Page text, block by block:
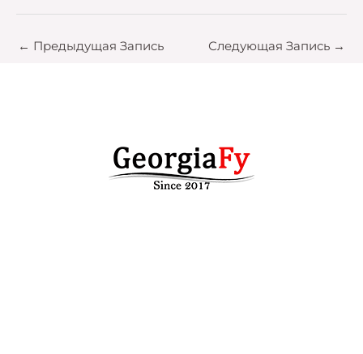
← Предыдущая Запись Следующая Запись →